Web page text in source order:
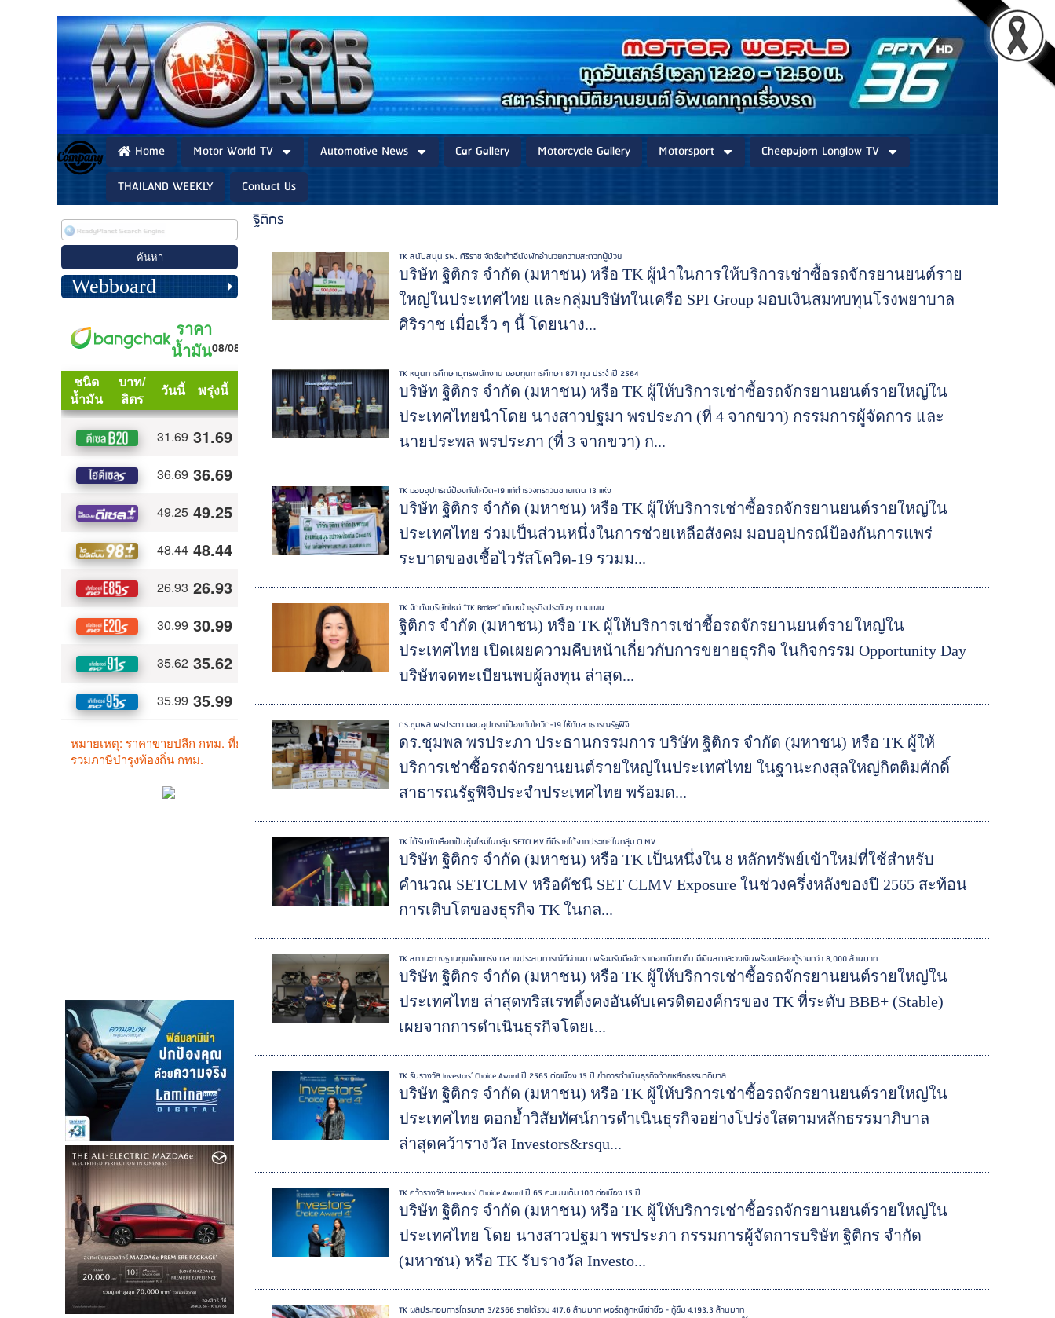
Home Motor World TV Automotive News Car Gallery Motorcycle Gallery Motorsport
Cheepajorn Longlow TV
THAILAND WEEKLY
Contact Us
Webboard
ฐิติกร
TK สนับสนุน รพ. ศิริราช จัดซื้อเก้าอี้นั่งพักอำนวยความสะดวกผู้ป่วย
บริษัท ฐิติกร จำกัด (มหาชน) หรือ TK ผู้นำในการให้บริการเช่าซื้อรถจักรยานยนต์ราย
ใหญ่ในประเทศไทย และกลุ่มบริษัทในเครือ SPI Group มอบเงินสมทบทุนโรงพยาบาล
ศิริราช เมื่อเร็ว ๆ นี้ โดยนาง...
TK หนุนการศึกษาบุตรพนักงาน มอบทุนการศึกษา 871 ทุน ประจำปี 2564
บริษัท ฐิติกร จำกัด (มหาชน) หรือ TK ผู้ให้บริการเช่าซื้อรถจักรยานยนต์รายใหญ่ใน
ประเทศไทยนำโดย นางสาวปฐมา พรประภา (ที่ 4 จากขวา) กรรมการผู้จัดการ และ
นายประพล พรประภา (ที่ 3 จากขวา) ก...
TK มอบอุปกรณ์ป้องกันโควิด-19 แก่ตำรวจตระเวนชายแดน 13 แห่ง
บริษัท ฐิติกร จำกัด (มหาชน) หรือ TK ผู้ให้บริการเช่าซื้อรถจักรยานยนต์รายใหญ่ใน
ประเทศไทย ร่วมเป็นส่วนหนึ่งในการช่วยเหลือสังคม มอบอุปกรณ์ป้องกันการแพร่
ระบาดของเชื้อไวรัสโควิด-19 รวมม...
TK จัดตั้งบริษัทใหม่ “TK Broker” เดินหน้าธุรกิจประกันฯ ตามแผน
ฐิติกร จำกัด (มหาชน) หรือ TK ผู้ให้บริการเช่าซื้อรถจักรยานยนต์รายใหญ่ใน
ประเทศไทย เปิดเผยความคืบหน้าเกี่ยวกับการขยายธุรกิจ ในกิจกรรม Opportunity Day
บริษัทจดทะเบียนพบผู้ลงทุน ล่าสุด...
ดร.ชุมพล พรประภา มอบอุปกรณ์ป้องกันโควิด-19 ให้กับสาธารณรัฐฟิจิ
ดร.ชุมพล พรประภา ประธานกรรมการ บริษัท ฐิติกร จำกัด (มหาชน) หรือ TK ผู้ให้
บริการเช่าซื้อรถจักรยานยนต์รายใหญ่ในประเทศไทย ในฐานะกงสุลใหญ่กิตติมศักดิ์
สาธารณรัฐฟิจิประจำประเทศไทย พร้อมด...
TK ได้รับคัดเลือกเป็นหุ้นใหม่ในกลุ่ม SETCLMV ที่มีรายได้จากประเทศในกลุ่ม CLMV
บริษัท ฐิติกร จำกัด (มหาชน) หรือ TK เป็นหนึ่งใน 8 หลักทรัพย์เข้าใหม่ที่ใช้สำหรับ
คำนวณ SETCLMV หรือดัชนี SET CLMV Exposure ในช่วงครึ่งหลังของปี 2565 สะท้อน
การเติบโตของธุรกิจ TK ในกล...
TK สถานะทางฐานทุนแข็งแกร่ง ผสานประสบการณ์ที่ผ่านมา พร้อมรับมืออัตราดอกเบี้ยขาขึ้น มีเงินสดและวงเงินพร้อมปล่อยกู้รวมกว่า 8,000 ล้านบาท
บริษัท ฐิติกร จำกัด (มหาชน) หรือ TK ผู้ให้บริการเช่าซื้อรถจักรยานยนต์รายใหญ่ใน
ประเทศไทย ล่าสุดทริสเรทติ้งคงอันดับเครดิตองค์กรของ TK ที่ระดับ BBB+ (Stable)
เผยจากการดำเนินธุรกิจโดยเ...
TK รับรางวัล Investors’ Choice Award ปี 2565 ต่อเนื่อง 15 ปี ย้ำการดำเนินธุรกิจด้วยหลักธรรมาภิบาล
บริษัท ฐิติกร จำกัด (มหาชน) หรือ TK ผู้ให้บริการเช่าซื้อรถจักรยานยนต์รายใหญ่ใน
ประเทศไทย ตอกย้ำวิสัยทัศน์การดำเนินธุรกิจอย่างโปร่งใสตามหลักธรรมาภิบาล
ล่าสุดคว้ารางวัล Investors&rsqu...
TK คว้ารางวัล Investors’ Choice Award ปี 65 คะแนนเต็ม 100 ต่อเนื่อง 15 ปี
บริษัท ฐิติกร จำกัด (มหาชน) หรือ TK ผู้ให้บริการเช่าซื้อรถจักรยานยนต์รายใหญ่ใน
ประเทศไทย โดย นางสาวปฐมา พรประภา กรรมการผู้จัดการบริษัท ฐิติกร จำกัด
(มหาชน) หรือ TK รับรางวัล Investo...
TK ผลประกอบการไตรมาส 3/2566 รายได้รวม 417.6 ล้านบาท พอร์ตลูกหนี้เช่าซื้อ - กู้ยืม 4,193.3 ล้านบาท